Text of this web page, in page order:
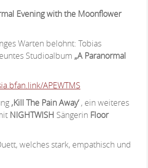
Evening with the Moonflower
Warten belohnt: Tobias
Studioalbum „A Paranormal
APEWTMS
‚Kill The Pain Away‘, ein weiteres
NIGHTWISH Sängerin Floor
welches stark, empathisch und